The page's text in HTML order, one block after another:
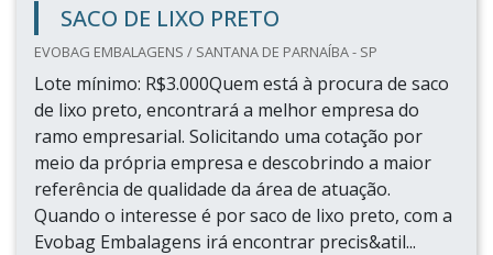
SACO DE LIXO PRETO
EVOBAG EMBALAGENS / SANTANA DE PARNAÍBA - SP
Lote mínimo: R$3.000Quem está à procura de saco
de lixo preto, encontrará a melhor empresa do
ramo empresarial. Solicitando uma cotação por
meio da própria empresa e descobrindo a maior
referência de qualidade da área de atuação.
Quando o interesse é por saco de lixo preto, com a
Evobag Embalagens irá encontrar precis&atil...